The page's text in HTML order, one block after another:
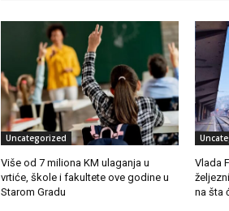
Uncategorized
Više od 7 miliona KM ulaganja u
vrtiće, škole i fakultete ove godine u
Starom Gradu
Vlada
na šta